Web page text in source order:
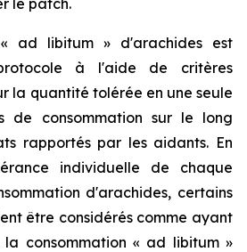
le patch.
« ad libitum » d'arachides est
à l'aide de critères
la quantité tolérée en une seule
de consommation sur le long
rapportés par les aidants. En
individuelle de chaque
d'arachides, certains
être considérés comme ayant
consommation « ad libitum »